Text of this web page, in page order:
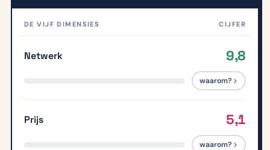
DE VIJF DIMENSIES CIJFER
Netwerk 9,8
waarom?
Prijs 5,1
waarom?